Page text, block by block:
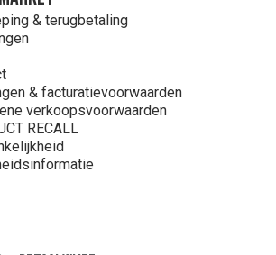
& terugbetaling
& facturatievoorwaarden
verkoopsvoorwaarden
RECALL